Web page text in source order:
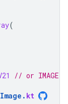
(
// or
. kt